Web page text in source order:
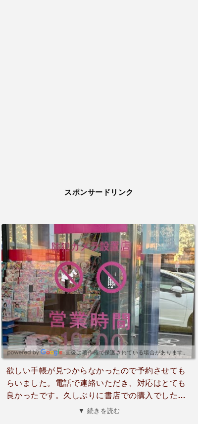
スポンサードリンク
画像は著作権で保護されている場合があります。
欲しい手帳が見つからなかったので予約させても
らいました。電話で連絡いただき、対応はとても
良かったです。久しぶりに書店での購入でした
が、一緒に探してもらえて、本屋さんの良さを改
▼ 続きを読む